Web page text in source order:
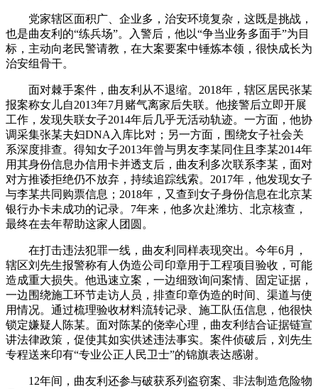
党家辖区面积广、企业多，治安环境复杂，这既是挑战，
也是曲友利的“练兵场”。入警后，他以“争当业务多面手”为目
标，主动向老民警请教，在大案要案中锤炼本领，很快成长为
治安组骨干。
面对棘手案件，曲友利从不退缩。2018年，辖区居民张某
报案称女儿自2013年7月赌气离家后失联。他接警后立即开展
工作，发现失联女子2014年后几乎无活动轨迹。一方面，他协
调采集张某夫妇DNA入库比对；另一方面，围绕女子社会关
系深度排查。得知女子2013年曾与男友李某同住且李某2014年
用其身份信息办信用卡并透支后，曲友利多次联系李某，面对
对方推诿拒绝仍不放弃，持续追踪线索。2017年，他发现女子
与李某共同购票信息；2018年，又查到女子身份信息在北京某
银行办卡未成功的记录。7年来，他多次赴潍坊、北京核查，
最终在去年帮助这家人团圆。
在打击违法犯罪一线，曲友利同样表现突出。今年6月，
辖区刘先生报警称有人伪造公司印章用于工程项目验收，可能
造成重大损失。他迅速立案，一边细致询问案情、固定证据，
一边围绕施工环节走访人员，排查印章伪造的时间、渠道与使
用情况。通过梳理验收材料流转记录、施工队伍信息，他很快
锁定嫌疑人陈某。面对陈某的侥幸心理，曲友利结合证据链宣
讲法律政策，促使其如实供述违法事实。案件侦破后，刘先生
专程送来印有“专业公正人民卫士”的锦旗表达感谢。
12年间，曲友利还参与破获系列盗窃案、非法制造危险物